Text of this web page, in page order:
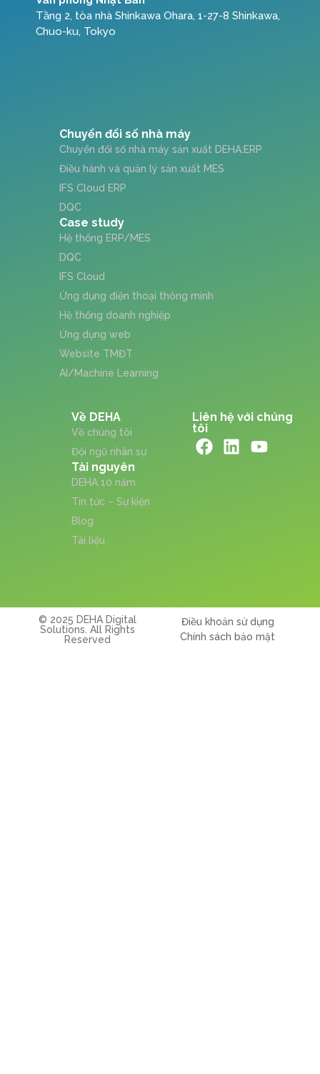
Tầng 2, tòa nhà Shinkawa Ohara, 1-27-8 Shinkawa,
Chuo-ku, Tokyo
Chuyển đổi số nhà máy
Chuyển đổi số nhà máy sản xuất DEHA:ERP
Điều hành và quản lý sản xuất MES
IFS Cloud ERP
DQC
Case study
Hệ thống ERP/MES
DQC
IFS Cloud
Ứng dụng điện thoại thông minh
Hệ thống doanh nghiệp
Ứng dụng web
Website TMĐT
AI/Machine Learning
Về DEHA
Về chúng tôi
Đội ngũ nhân sự
Tài nguyên
DEHA 10 năm
Tin tức – Sự kiện
Blog
Tài liệu
Liên hệ với chúng
tôi
© 2025 DEHA Digital
Solutions. All Rights
Reserved
Điều khoản sử dụng
Chính sách bảo mật